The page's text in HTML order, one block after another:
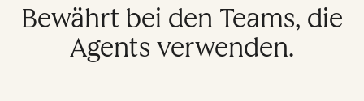
Bewährt bei den Teams, die
Agents verwenden.